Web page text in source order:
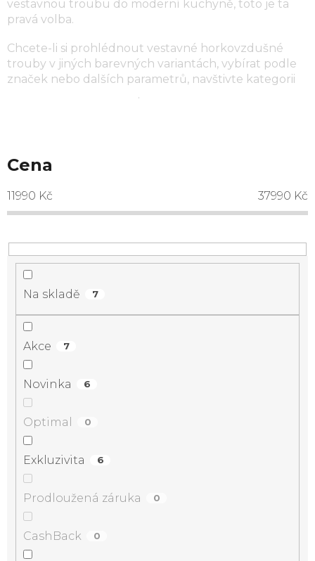
vestavnou troubu do moderní kuchyně, toto je ta
pravá volba.
Chcete-li si prohlédnout vestavné horkovzdušné
trouby v jiných barevných variantách, vybírat podle
značek nebo dalších parametrů, navštivte kategorii
.
Cena
11990 Kč 37990 Kč
Na skladě 7
Akce 7
Novinka 6
Optimal 0
Exkluzivita 6
Prodloužená záruka 0
CashBack 0